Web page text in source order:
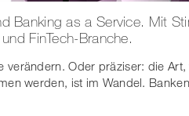
Banking as a Service. Mit
FinTech-Branche.
Oder präziser: die
werden, ist im Wandel.